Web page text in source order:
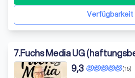
Verfügbarkeit
7.Fuchs Media UG
(15)
9,3